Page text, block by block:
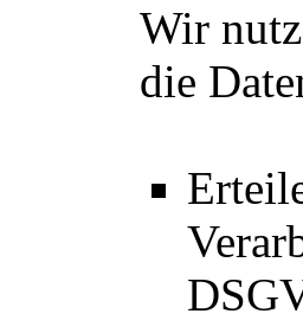
Wir
die